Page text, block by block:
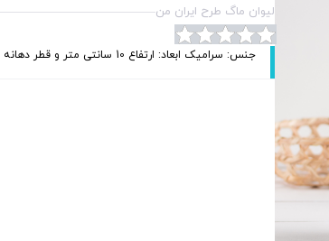
لیوان ماگ طرح ایران من
جنس: سرامیک ابعاد: ارتفاع 10 سانتی متر و قطر دهانه 7 سانتی متر این محصول با جعبه عرضه می شود